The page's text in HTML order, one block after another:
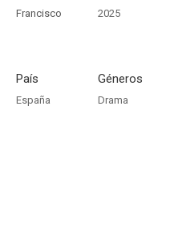
Francisco 2025
País
España
Géneros
Drama